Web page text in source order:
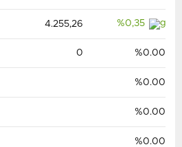
4.255,26 %0,35
0 %0.00
%0.00
%0.00
%0.00